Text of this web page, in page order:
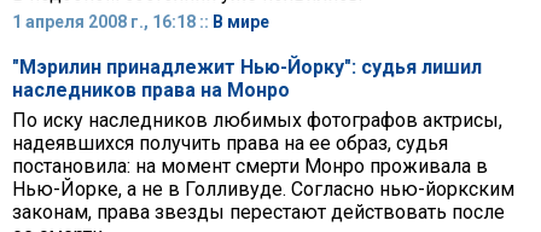
1 апреля 2008 г., 16:18 :: В мире
"Мэрилин принадлежит Нью-Йорку": судья лишил
наследников права на Монро
По иску наследников любимых фотографов актрисы,
надеявшихся получить права на ее образ, судья
постановила: на момент смерти Монро проживала в
Нью-Йорке, а не в Голливуде. Cогласно нью-йоркским
законам, права звезды перестают действовать после